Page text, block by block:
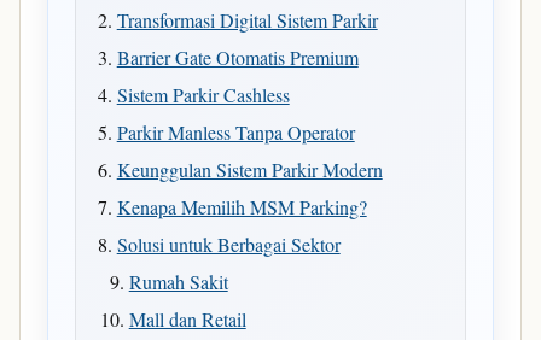
Transformasi Digital Sistem Parkir
Barrier Gate Otomatis Premium
Sistem Parkir Cashless
Parkir Manless Tanpa Operator
Keunggulan Sistem Parkir Modern
Kenapa Memilih MSM Parking?
Solusi untuk Berbagai Sektor
Rumah Sakit
Mall dan Retail